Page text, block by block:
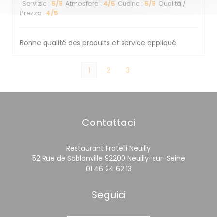
Servizio : 5/5 Atmosfera : 4/5 Cucina : 5/5 Qualità /
Prezzo : 4/5
Bonne qualité des produits et service appliqué
1 2 3
Contattaci
Restaurant Fratelli Neuilly
52 Rue de Sablonville 92200 Neuilly-sur-Seine((apre
01 46 24 62 13
Seguici